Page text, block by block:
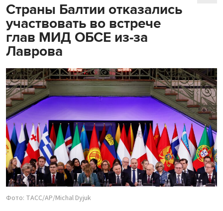
Страны Балтии отказались
участвовать во встрече
глав МИД ОБСЕ из-за
Лаврова
Фото: ТАСС/АР/Michal Dyjuk